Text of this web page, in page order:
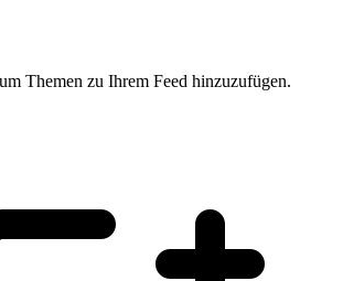
Themen zu Ihrem Feed hinzuzufügen.